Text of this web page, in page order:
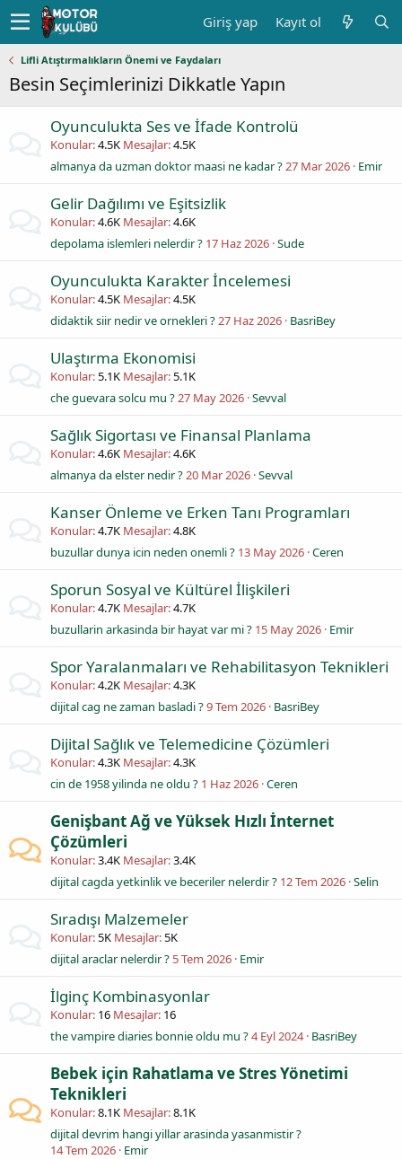
Giriş yap Kayıt ol
Lifli Atıştırmalıkların Önemi ve Faydaları
Besin Seçimlerinizi Dikkatle Yapın
Oyunculukta Ses ve İfade Kontrolü
Konular 4.5K Mesajlar 4.5K
almanya da uzman doktor maasi ne kadar ?27 Mar 2026 Emir
Gelir Dağılımı ve Eşitsizlik
Konular 4.6K Mesajlar 4.6K
depolama islemleri nelerdir ? 17 Haz 2026 Sude
Oyunculukta Karakter İncelemesi
Konular 4.5K Mesajlar 4.5K
didaktik siir nedir ve ornekleri ?27 Haz 2026 BasriBey
Ulaştırma Ekonomisi
Konular 5.1K Mesajlar 5.1K
che guevara solcu mu ?27 May 2026 Sevval
Sağlık Sigortası ve Finansal Planlama
Konular 4.6K Mesajlar 4.6K
almanya da elster nedir ?20 Mar 2026 Sevval
Kanser Önleme ve Erken Tanı Programları
Konular 4.7K Mesajlar 4.8K
buzullar dunya icin neden onemli ? 13 May 2026 Ceren
Sporun Sosyal ve Kültürel İlişkileri
Konular 4.7K Mesajlar 4.7K
buzullarin arkasinda bir hayat var mi ? 15 May 2026 Emir
Spor Yaralanmaları ve Rehabilitasyon Teknikleri
Konular 4.2K Mesajlar 4.3K
dijital cag ne zaman basladi ?9 Tem 2026 BasriBey
Dijital Sağlık ve Telemedicine Çözümleri
Konular 4.3K Mesajlar 4.3K
cin de 1958 yilinda ne oldu ? 1 Haz 2026 Ceren
Genişbant Ağ ve Yüksek Hızlı İnternet
Çözümleri
Konular 3.4K Mesajlar 3.4K
dijital cagda yetkinlik ve beceriler nelerdir ? 12 Tem 2026 Selin
Sıradışı Malzemeler
Konular 5K Mesajlar 5K
dijital araclar nelerdir ? 5 Tem 2026 Emir
İlginç Kombinasyonlar
Konular 16 Mesajlar 16
the vampire diaries bonnie oldu mu ?4 Eyl 2024 BasriBey
Bebek için Rahatlama ve Stres Yönetimi
Teknikleri
Konular 8.1K Mesajlar 8.1K
dijital devrim hangi yillar arasinda yasanmistir ?
14 Tem 2026 Emir